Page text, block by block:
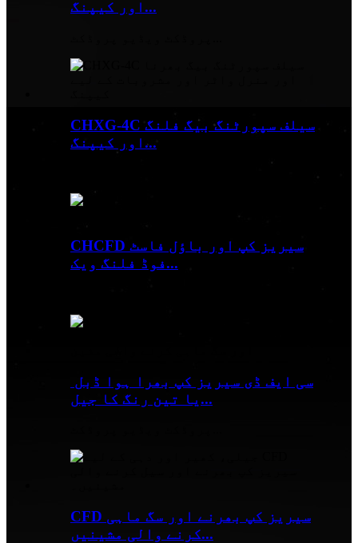
اور کیپنگ...
CHXG-4C سیلف سپورٹنگ بیگ فلنگ
اور کیپنگ...
CHCFD سیریز کپ اور باؤل فاسٹ
فوڈ فلنگ ویک...
سی ایف ڈی سیریز کپ بھرا ہوا ڈبل ​​
یا تین رنگ کا جیل...
CFD سیریز کپ بھرنے اور سگ ماہی
کرنے والی مشینیں...